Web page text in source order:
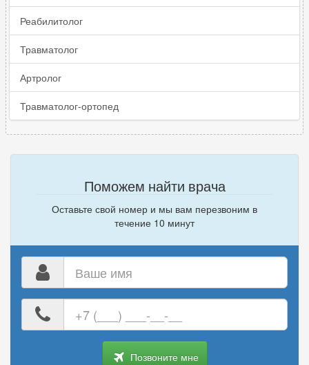
Реабилитолог
Травматолог
Артролог
Травматолог-ортопед
Поможем найти врача
Оставьте свой номер и мы вам перезвоним в
течение 10 минут
номер
телефона
Позвоните мне